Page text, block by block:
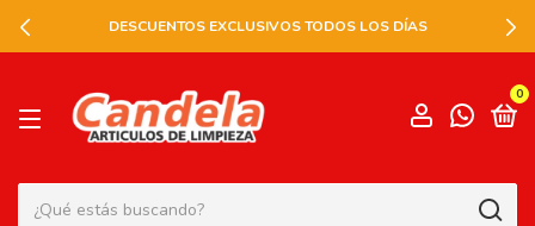
DESCUENTOS EXCLUSIVOS TODOS LOS DÍAS
0